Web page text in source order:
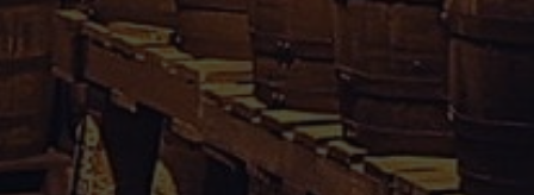
Rhum Caraïbes – Vente en ligne de rhum agricole de
Guadeloupe & Martinique.
Votre avis nous interesse, cliquez
içi